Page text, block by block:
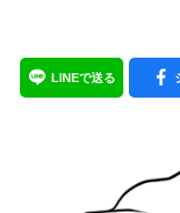
LINEで送る